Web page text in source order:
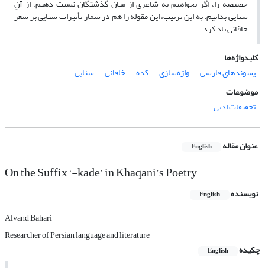
خصیصه را، اگر بخواهیم به شاعری از میان گذشتگان نسبت دهیم، از آنِ
سنایی بدانیم. به این ترتیب، این مقوله را هم در شمار تأثیرات سنایی بر شعر
خاقانی یاد کرد.
کلیدواژه‌ها
پسوندهای فارسی
واژه‌سازی کده خاقانی
سنایی
موضوعات
تحقیقات ادبی
عنوان مقاله English
On the Suffix ‘-kade’ in Khaqani’s Poetry
نویسنده English
Alvand Bahari
Researcher of Persian language and literature
چکیده
English